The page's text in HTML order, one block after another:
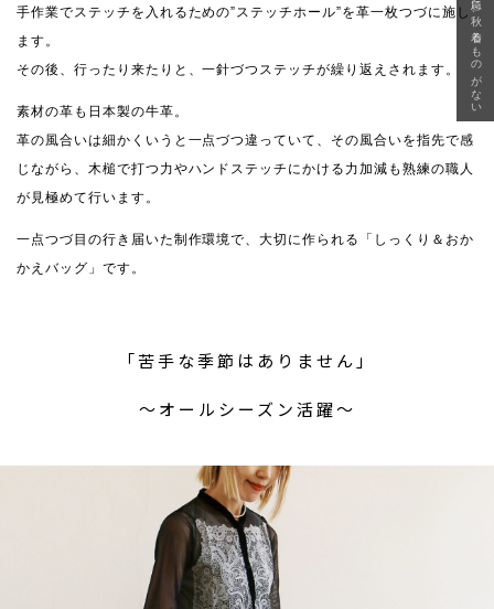
手作業でステッチを入れるための”ステッチホール”を革一枚つづに施し
ます。
その後、行ったり来たりと、一針づつステッチが繰り返えされます。
素材の革も日本製の牛革。
革の風合いは細かくいうと一点づつ違っていて、その風合いを指先で感
じながら、木槌で打つ力やハンドステッチにかける力加減も熟練の職人
が見極めて行います。
一点つづ目の行き届いた制作環境で、大切に作られる「しっくり＆おか
かえバッグ」です。
「苦手な季節はありません」
〜オールシーズン活躍〜
急に秋、着るものがない